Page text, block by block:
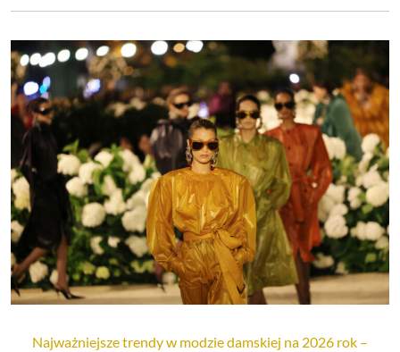
Najważniejsze trendy w modzie damskiej na 2026 rok –